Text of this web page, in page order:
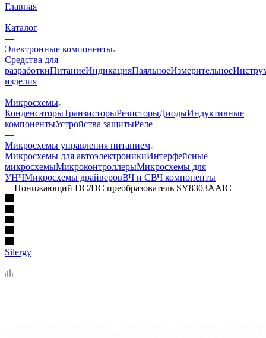
Главная
—
Каталог
—
Электронные компоненты
Средства для
разработкиПитаниеИндикацияПаяльноеИзмерительное
изделия
—
Микросхемы
КонденсаторыТранзисторыРезисторыДиодыИндуктивные
компонентыУстройства защитыРеле
—
Микросхемы управления питанием
Микросхемы для автоэлектроникиИнтерфейсные
микросхемыМикроконтроллерыМикросхемы для
УНЧМикросхемы драйверовВЧ и СВЧ компоненты
—Понижающий DC/DC преобразователь SY8303AAIC
Silergy